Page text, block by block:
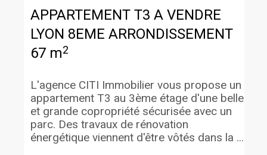
APPARTEMENT T3 A VENDRE
LYON 8EME ARRONDISSEMENT
67 m2
L'agence CITI Immobilier vous propose un
appartement T3 au 3ème étage d'une belle
et grande copropriété sécurisée avec un
parc. Des travaux de rénovation
énergétique viennent d'être vôtés dans la ...